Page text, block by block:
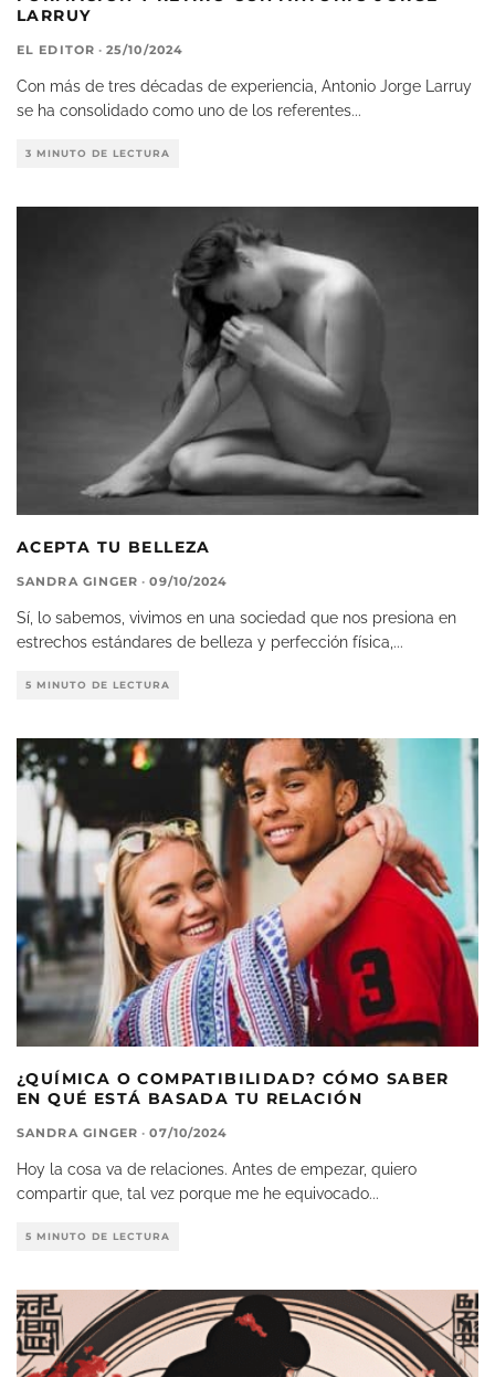
LARRUY
EL EDITOR · 25/10/2024
Con más de tres décadas de experiencia, Antonio Jorge Larruy
se ha consolidado como uno de los referentes...
3 MINUTO DE LECTURA
ACEPTA TU BELLEZA
SANDRA GINGER · 09/10/2024
Sí, lo sabemos, vivimos en una sociedad que nos presiona en
estrechos estándares de belleza y perfección física, ...
5 MINUTO DE LECTURA
¿QUÍMICA O COMPATIBILIDAD? CÓMO SABER
EN QUÉ ESTÁ BASADA TU RELACIÓN
SANDRA GINGER · 07/10/2024
Hoy la cosa va de relaciones. Antes de empezar, quiero
compartir que, tal vez porque me he equivocado...
5 MINUTO DE LECTURA